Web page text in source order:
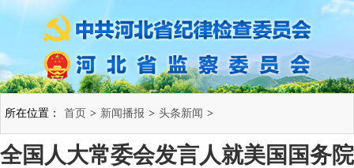
所在位置： 首页 > 新闻播报 > 头条新闻 >
全国人大常委会发言人就美国国务院